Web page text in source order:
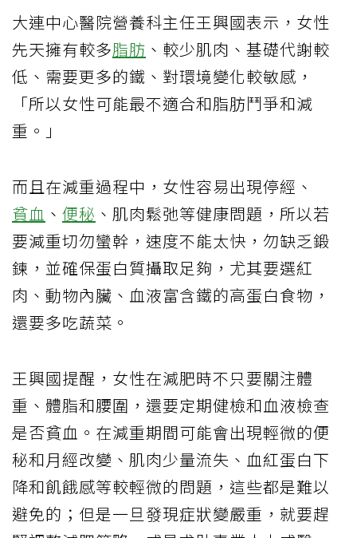
大連中心醫院營養科主任王興國表示，女性
先天擁有較多脂肪 、較少肌肉、基礎代謝較
低、需要更多的鐵、對環境變化較敏感，
「所以女性可能最不適合和脂肪鬥爭和減
重。」
而且在減重過程中，女性容易出現停經、
貧血 、 便秘 、肌肉鬆弛等健康問題，所以若
要減重切勿蠻幹，速度不能太快，勿缺乏鍛
鍊，並確保蛋白質攝取足夠，尤其要選紅
肉、動物內臟、血液富含鐵的高蛋白食物，
還要多吃蔬菜。
王興國提醒，女性在減肥時不只要關注體
重、體脂和腰圍，還要定期健檢和血液檢查
是否貧血。在減重期間可能會出現輕微的便
秘和月經改變、肌肉少量流失、血紅蛋白下
降和飢餓感等較輕微的問題，這些都是難以
避免的；但是一旦發現症狀變嚴重，就要趕